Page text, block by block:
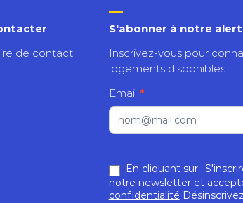
de contact
S'abonner à notre
Inscrivez-vous pour
logements disponibles.
Inscription
alertes
footer
Email *
En cliquant sur
notre newsletter et
confidentialité